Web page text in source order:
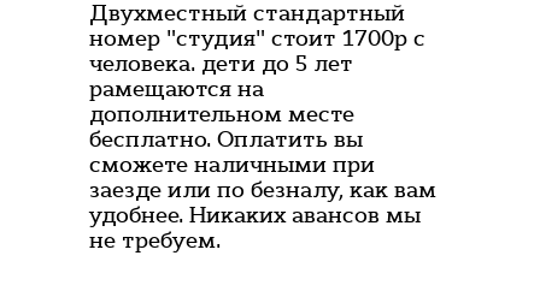
Двухместный стандартный
номер "студия" стоит 1700р с
человека. дети до 5 лет
рамещаются на
дополнительном месте
бесплатно. Оплатить вы
сможете наличными при
заезде или по безналу, как вам
удобнее. Никаких авансов мы
не требуем.